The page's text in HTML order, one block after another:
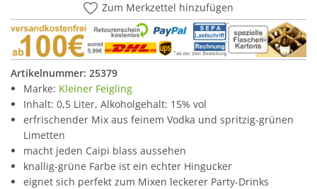
Zum Merkzettel hinzufügen
Artikelnummer: 25379
Marke: Kleiner Feigling
Inhalt: 0,5 Liter, Alkoholgehalt: 15% vol
erfrischender Mix aus feinem Vodka und spritzig-grünen
Limetten
macht jeden Caipi blass aussehen
knallig-grüne Farbe ist ein echter Hingucker
eignet sich perfekt zum Mixen leckerer Party-Drinks